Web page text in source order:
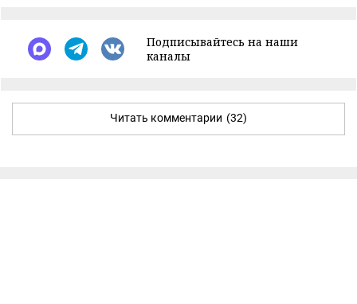
Подписывайтесь на наши
каналы
Читать комментарии (32)